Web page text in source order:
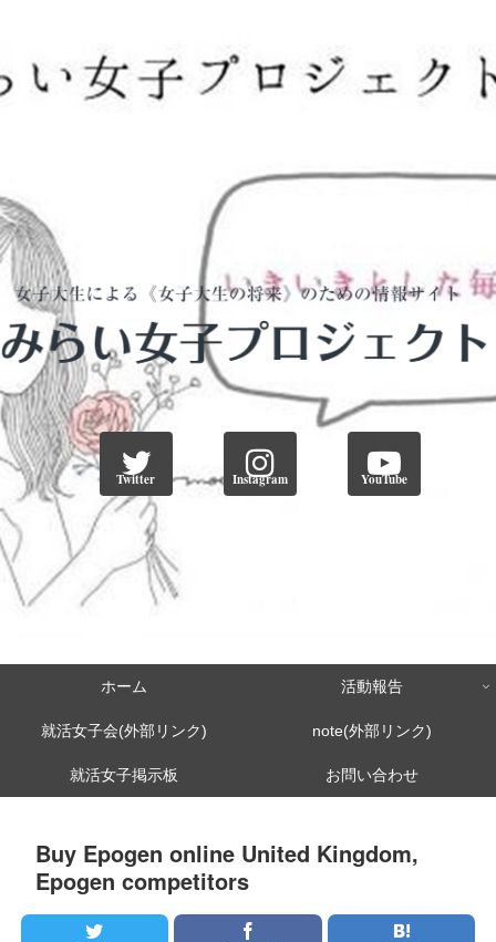
Twitter Instagram YouTube
ホーム 活動報告
就活女子会(外部リンク) note(外部リンク)
就活女子掲示板 お問い合わせ
Buy Epogen online United Kingdom,
Epogen competitors